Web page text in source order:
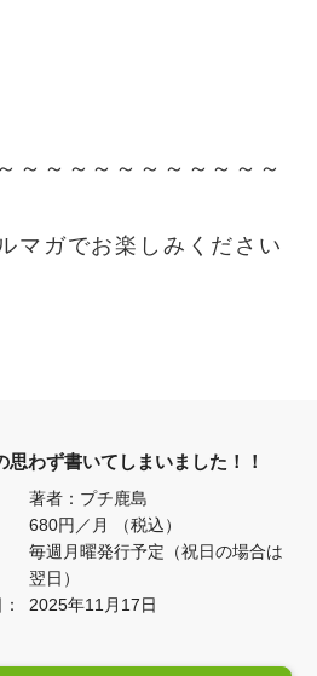
～～～～～～～～～～～
マガでお楽しみください
思わず書いてしまいました！！
著者：プチ鹿島
680円／月 （税込）
毎週月曜発行予定（祝日の場合は
翌日）
2025年11月17日